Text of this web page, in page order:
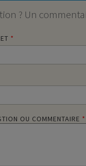
? Un
*
OU COMMENTAIRE *